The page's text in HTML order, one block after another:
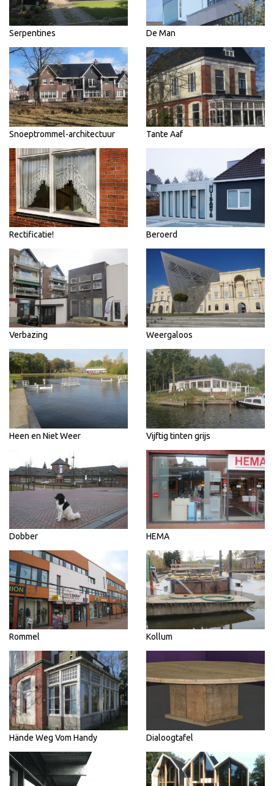
Serpentines De Man
Snoeptrommel-architectuur Tante Aaf
Rectificatie! Beroerd
Verbazing Weergaloos
Heen en Niet Weer Vijftig tinten grijs
Dobber HEMA
Rommel Kollum
Hände Weg Vom Handy Dialoogtafel